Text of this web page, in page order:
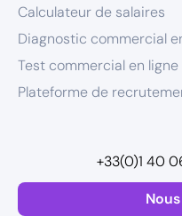
Calculateur de salaires
Diagnostic commercial
Test commercial en ligne
Plateforme de
+33(0)1 40